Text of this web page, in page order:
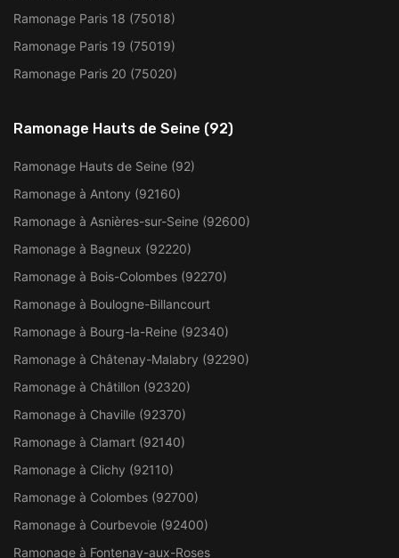
Ramonage Paris 18 (75018)
Ramonage Paris 19 (75019)
Ramonage Paris 20 (75020)
Ramonage Hauts de Seine (92)
Ramonage Hauts de Seine (92)
Ramonage à Antony (92160)
Ramonage à Asnières-sur-Seine (92600)
Ramonage à Bagneux (92220)
Ramonage à Bois-Colombes (92270)
Ramonage à Boulogne-Billancourt
Ramonage à Bourg-la-Reine (92340)
Ramonage à Châtenay-Malabry (92290)
Ramonage à Châtillon (92320)
Ramonage à Chaville (92370)
Ramonage à Clamart (92140)
Ramonage à Clichy (92110)
Ramonage à Colombes (92700)
Ramonage à Courbevoie (92400)
Ramonage à Fontenay-aux-Roses